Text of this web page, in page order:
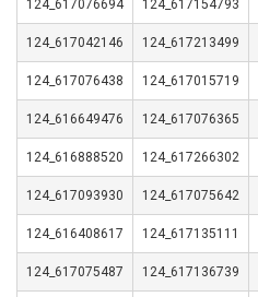
124_617076694 124_617154793
124_617042146 124_617213499
124_617076438 124_617015719
124_616649476 124_617076365
124_616888520 124_617266302
124_617093930 124_617075642
124_616408617 124_617135111
124_617075487 124_617136739